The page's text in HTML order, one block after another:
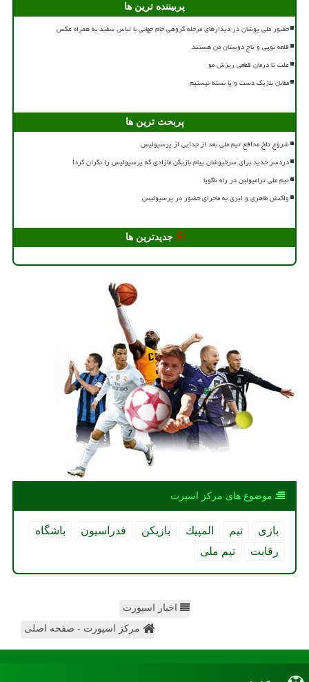
پربیننده ترین ها
حضور ملی پوشان در دیدارهای مرحله گروهی جام جهانی با لباس سفید به همراه عکس
قلعه نویی و تاج دوستان من هستند
علت تا درمان قطعی ریزش مو
مقابل بلژیک دست و پا بسته نیستیم
پربحث ترین ها
شروع تلخ مدافع تیم ملی بعد از جدایی از پرسپولیس
دردسر جدید برای سرخپوشان پیام بازیکن مازادی که پرسپولیس را نگران کرد!
تیم ملی ترامپولین در راه ناگویا
واکنش طاهری و ایری به ماجرای حضور در پرسپولیس
جدیدترین ها
موضوع های مركز اسپرت
بازی تیم المپیك بازیكن فدراسیون
باشگاه
رقابت
تیم ملی
اخبار اسپورت
مرکز اسپورت - صفحه اصلی